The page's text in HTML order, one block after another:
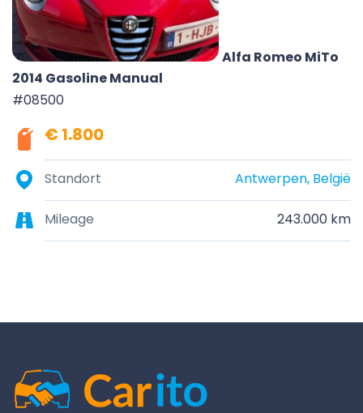
Alfa Romeo MiTo
2014 Gasoline Manual
#08500
€ 1.800
Standort Antwerpen, België
Mileage 243.000 km